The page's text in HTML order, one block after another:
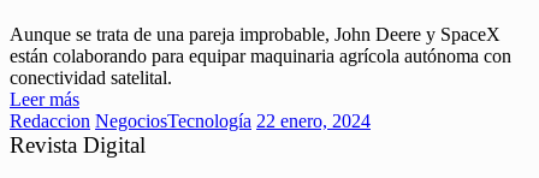
Aunque se trata de una pareja improbable, John Deere y SpaceX
están colaborando para equipar maquinaria agrícola autónoma con
conectividad satelital.
Leer más
Redaccion NegociosTecnología 22 enero, 2024
Revista Digital